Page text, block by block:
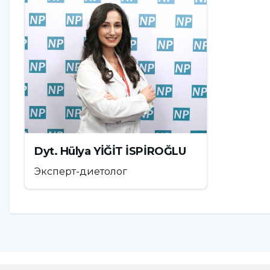
1. "Малоподвижный образ жизни, связанный с
стрессовый образ жизни и, прямо
оперативного питания, то есть культура
диабета".
2.Турецкий человек гораздо быстрее
технологии, но он становится зависимым
3.Мы не любим заниматься спортом, как
спортом.
Dyt. Hülya YİĞİT İSPİROĞLU
Эксперт-диетолог